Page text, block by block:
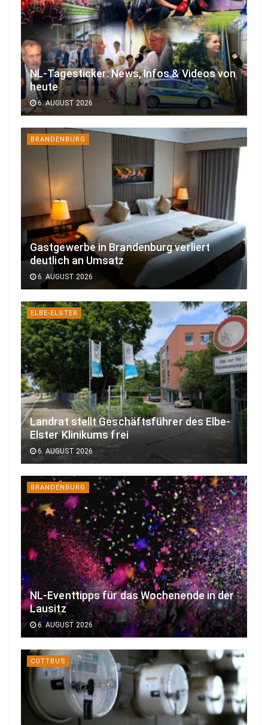
NL-Tagesticker: News, Infos & Videos von
heute
6. AUGUST 2026
BRANDENBURG
Gastgewerbe in Brandenburg verliert
deutlich an Umsatz
6. AUGUST 2026
ELBE-ELSTER
Landrat stellt Geschäftsführer des Elbe-
Elster Klinikums frei
6. AUGUST 2026
BRANDENBURG
NL-Eventtipps für das Wochenende in der
Lausitz
6. AUGUST 2026
COTTBUS